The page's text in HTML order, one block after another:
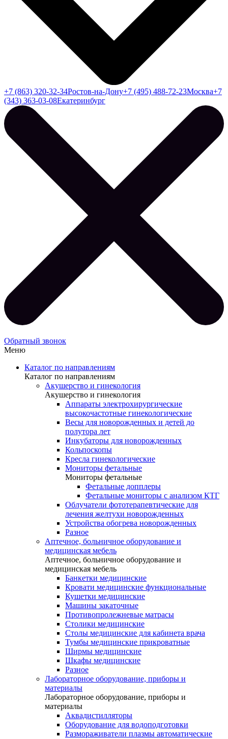
+7 (863) 320-32-34Ростов-на-Дону+7 (495) 488-72-23Москва+7
(343) 363-03-08Екатеринбург
Обратный звонок
Меню
Каталог по направлениям
Каталог по направлениям
Акушерство и гинекология
Акушерство и гинекология
Аппараты электрохирургические
высокочастотные гинекологические
Весы для новорожденных и детей до
полутора лет
Инкубаторы для новорожденных
Кольпоскопы
Кресла гинекологические
Мониторы фетальные
Мониторы фетальные
Фетальные допплеры
Фетальные мониторы с анализом КТГ
Облучатели фототерапевтические для
лечения желтухи новорожденных
Устройства обогрева новорожденных
Разное
Аптечное, больничное оборудование и
медицинская мебель
Аптечное, больничное оборудование и
медицинская мебель
Банкетки медицинские
Кровати медицинские функциональные
Кушетки медицинские
Машины закаточные
Противопролежневые матрасы
Столики медицинские
Столы медицинские для кабинета врача
Тумбы медицинские прикроватные
Ширмы медицинские
Шкафы медицинские
Разное
Лабораторное оборудование, приборы и
материалы
Лабораторное оборудование, приборы и
материалы
Аквадистилляторы
Оборудование для водоподготовки
Размораживатели плазмы автоматические